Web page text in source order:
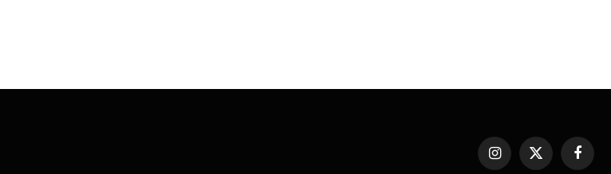
Facebook
X
Instagram